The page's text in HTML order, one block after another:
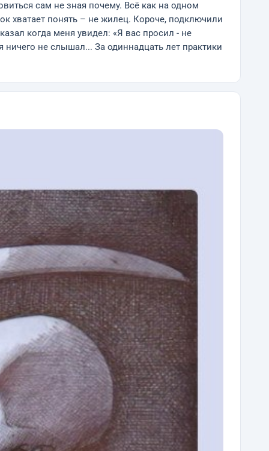
сам не зная почему. Всё как на одном
хватает понять – не жилец. Короче, подключили
когда меня увидел: «Я вас просил - не
не слышал... За одиннадцать лет практики